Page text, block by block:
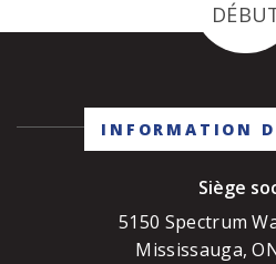
INFORMATION
Siège
5150 Spectrum
Mississauga,